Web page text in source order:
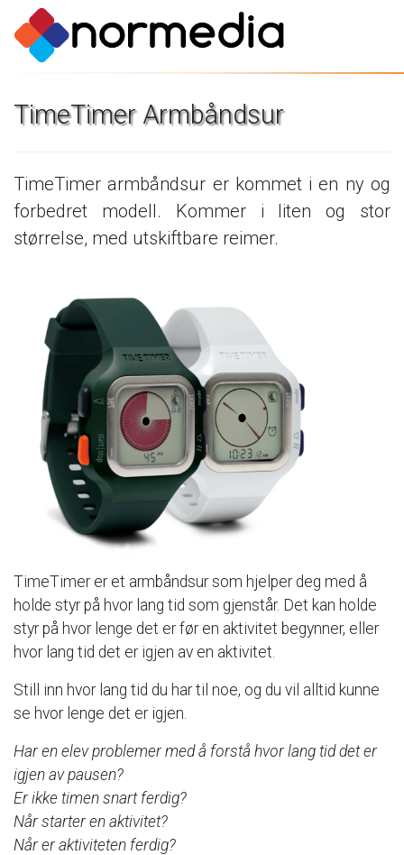
TimeTimer Armbåndsur
TimeTimer armbåndsur er kommet i en ny og
forbedret
modell. Kommer i liten og
stor
størrelse, med utskiftbare reimer.
TimeTimer er et armbåndsur som hjelper deg med å
holde styr på hvor lang tid som gjenstår. Det kan holde
styr på hvor lenge det er før en aktivitet begynner, eller
hvor lang tid det er igjen av en aktivitet.
Still inn hvor lang tid du har til noe, og du vil alltid kunne
se hvor lenge det er igjen.
Har en elev problemer med å forstå hvor lang tid det er
igjen av pausen?
Er ikke timen snart ferdig?
Når starter en aktivitet?
Når er aktiviteten ferdig?